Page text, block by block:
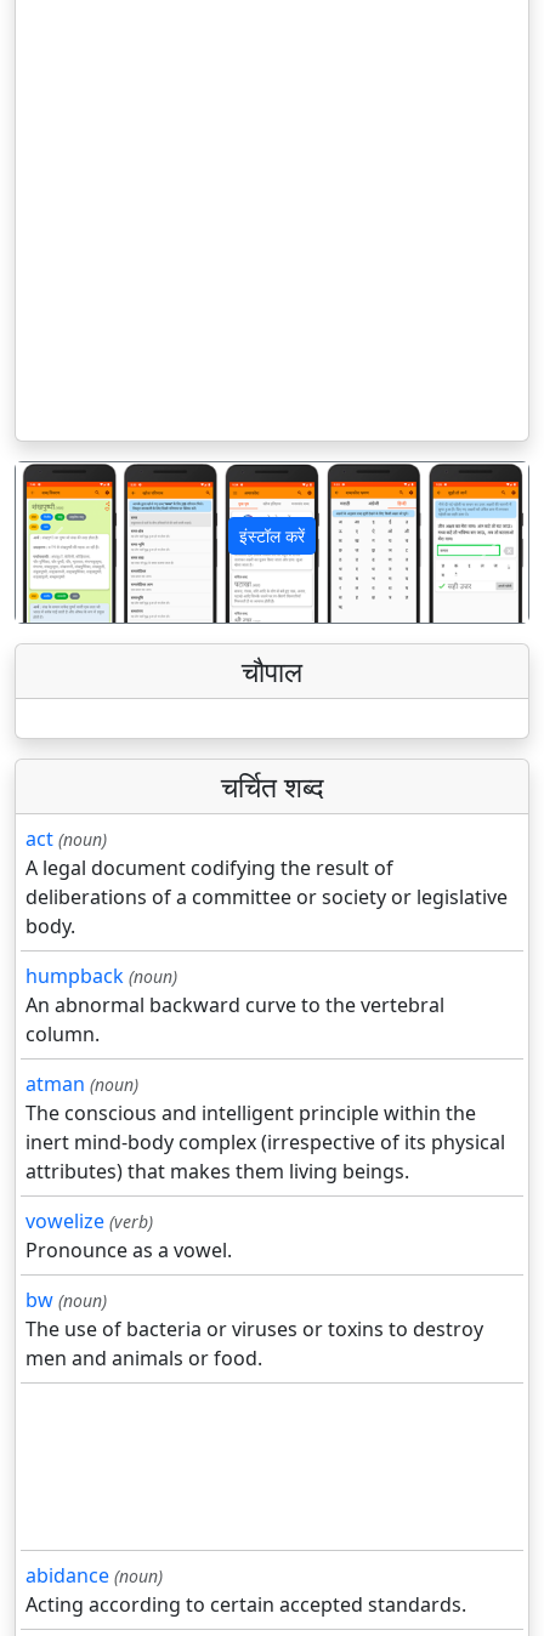
इंस्टॉल करें
पिछला अगला
चौपाल
चर्चित शब्द
act (noun)
A legal document codifying the result of
deliberations of a committee or society or legislative
body.
humpback (noun)
An abnormal backward curve to the vertebral
column.
atman (noun)
The conscious and intelligent principle within the
inert mind-body complex (irrespective of its physical
attributes) that makes them living beings.
vowelize (verb)
Pronounce as a vowel.
bw (noun)
The use of bacteria or viruses or toxins to destroy
men and animals or food.
abidance (noun)
Acting according to certain accepted standards.